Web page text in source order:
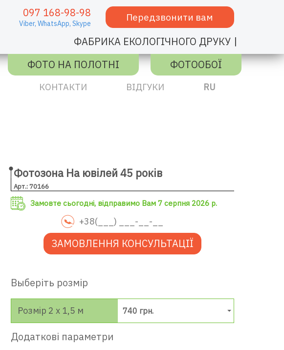
097 168-98-98
Viber, WhatsApp, Skype
Передзвонити вам
ФАБРИКА ЕКОЛОГІЧНОГО ДРУКУ |
ФОТО НА ПОЛОТНІ ФОТООБОЇ
КОНТАКТИ ВІДГУКИ RU
Фотозона На ювілей 45 років
Арт.: 70166
Замовте сьогодні, відправимо Вам 7 серпня 2026 р.
ЗАМОВЛЕННЯ КОНСУЛЬТАЦІЇ
Выберіть розмір
Розмір 2 х 1,5 м 740 грн.
Додаткові параметри